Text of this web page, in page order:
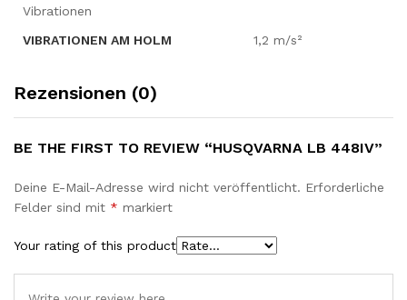
Vibrationen
VIBRATIONEN AM HOLM
1,2 m/s²
Rezensionen (0)
BE THE FIRST TO REVIEW “HUSQVARNA LB 448IV”
Deine E-Mail-Adresse wird nicht veröffentlicht. Erforderliche
Felder sind mit * markiert
Your rating of this product